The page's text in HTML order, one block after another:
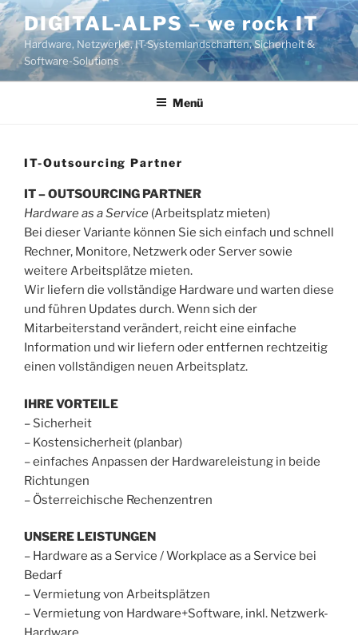
Zum
Inhalt
springen
DIGITAL-ALPS – we rock IT
Hardware, Netzwerke, IT-Systemlandschaften, Sicherheit &
Software-Solutions
Menü
IT-Outsourcing Partner
IT – OUTSOURCING PARTNER
Hardware as a Service (Arbeitsplatz mieten)
Bei dieser Variante können Sie sich einfach und schnell
Rechner, Monitore, Netzwerk oder Server sowie
weitere Arbeitsplätze mieten.
Wir liefern die vollständige Hardware und warten diese
und führen Updates durch. Wenn sich der
Mitarbeiterstand verändert, reicht eine einfache
Information und wir liefern oder entfernen rechtzeitig
einen vollständigen neuen Arbeitsplatz.
IHRE VORTEILE
– Sicherheit
– Kostensicherheit (planbar)
– einfaches Anpassen der Hardwareleistung in beide
Richtungen
– Österreichische Rechenzentren
UNSERE LEISTUNGEN
– Hardware as a Service / Workplace as a Service bei
Bedarf
– Vermietung von Arbeitsplätzen
– Vermietung von Hardware+Software, inkl. Netzwerk-